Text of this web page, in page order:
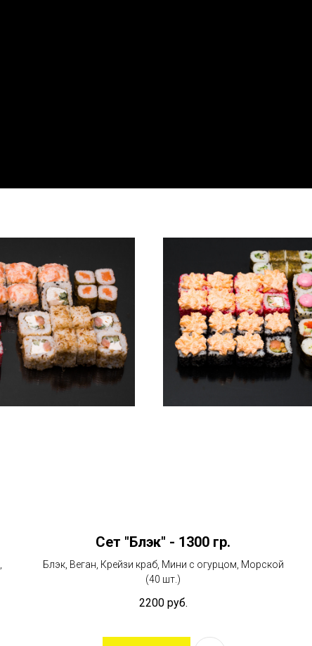
Сет "Блэк" - 1300 гр.
Блэк, Веган, Крейзи краб, Мини с огурцом, Морской
(40 шт.)
2200 руб.